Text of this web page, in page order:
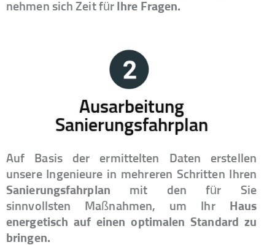
nehmen sich Zeit für
Ihre Fragen.
Ausarbeitung
Sanierungsfahrplan​
Auf Basis der ermittelten Daten erstellen
unsere Ingenieure in mehreren Schritten Ihren
Sanierungsfahrplan mit den für Sie
sinnvollsten Maßnahmen, um Ihr
Haus
energetisch auf einen optimalen Standard zu
bringen.